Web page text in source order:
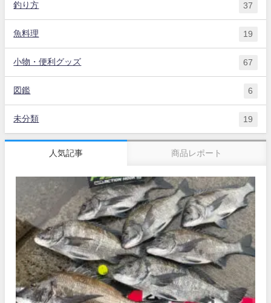
釣り方 37
魚料理 19
小物・便利グッズ 67
図鑑 6
未分類 19
人気記事 商品レポート